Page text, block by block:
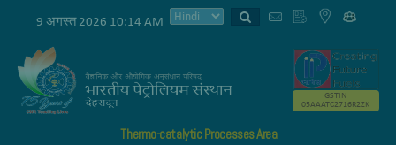
9 अगस्त 2026 10:14 AM
Thermo-catalytic Processes Area
GSTIN
05AAATC2716R2ZK